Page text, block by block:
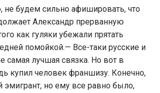
будем сильно афишировать, что
Александр прерванную
как гуляки убежали прятать
помойкой.— Все-таки русские и
самая лучшая связка. Но вот в
купил человек франшизу. Конечно,
эмигрант, но ему все равно было,